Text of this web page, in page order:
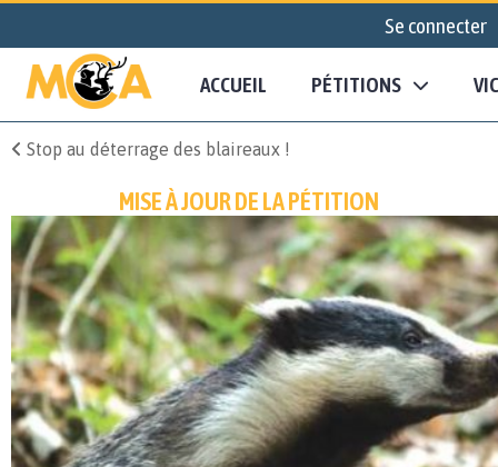
Se connecter
ACCUEIL PÉTITIONS
Stop au déterrage des blaireaux !
MISE À JOUR DE LA PÉTITION